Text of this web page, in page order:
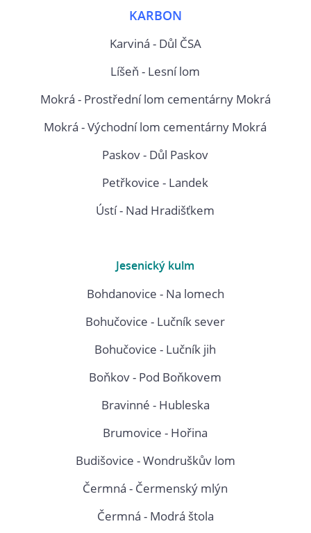
KARBON
Karviná - Důl ČSA
Líšeň - Lesní lom
Mokrá - Prostřední lom cementárny Mokrá
Mokrá - Východní lom cementárny Mokrá
Paskov - Důl Paskov
Petřkovice - Landek
Ústí - Nad Hradišťkem
Jesenický kulm
Bohdanovice - Na lomech
Bohučovice - Lučník sever
Bohučovice - Lučník jih
Boňkov - Pod Boňkovem
Bravinné - Hubleska
Brumovice - Hořina
Budišovice - Wondruškův lom
Čermná - Čermenský mlýn
Čermná - Modrá štola